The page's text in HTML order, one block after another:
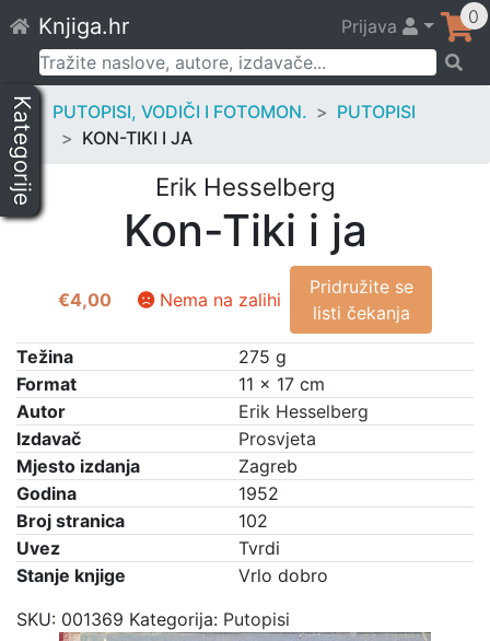
to
content
Knjiga.hr Prijava 0
Pretraži:
Kategorije PUTOPISI, VODIČI I FOTOMON.
PUTOPISI
KON-TIKI I JA
Erik Hesselberg
Kon-Tiki i ja
€4,00 Nema na zalihi
Pridružite se
listi čekanja
Težina
275 g
Format
11 × 17 cm
Autor
Erik Hesselberg
Izdavač
Prosvjeta
Mjesto izdanja
Zagreb
Godina
1952
Broj stranica
102
Uvez
Tvrdi
Stanje knjige
Vrlo dobro
SKU: 001369 Kategorija: Putopisi